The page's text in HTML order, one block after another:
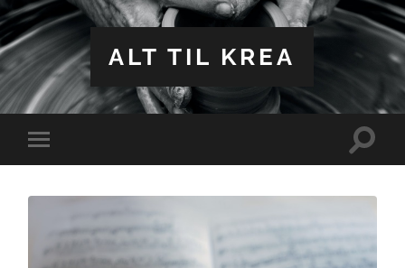
ALT TIL KREA
Toggle
mobile
Toggle